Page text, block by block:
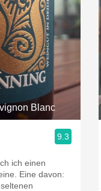
Blanc
9.3
ich einen
Eine davon: